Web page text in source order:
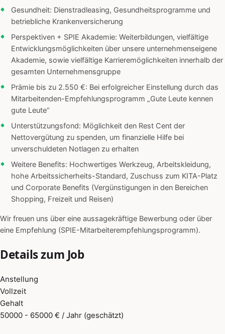
Gesundheit: Dienstradleasing, Gesundheitsprogramme und
betriebliche Krankenversicherung
Perspektiven + SPIE Akademie: Weiterbildungen, vielfältige
Entwicklungsmöglichkeiten über unsere unternehmenseigene
Akademie, sowie vielfältige Karrieremöglichkeiten innerhalb der
gesamten Unternehmensgruppe
Prämie bis zu 2.550 €: Bei erfolgreicher Einstellung durch das
Mitarbeitenden-Empfehlungsprogramm „Gute Leute kennen
gute Leute“
Unterstützungsfond: Möglichkeit den Rest Cent der
Nettovergütung zu spenden, um finanzielle Hilfe bei
unverschuldeten Notlagen zu erhalten
Weitere Benefits: Hochwertiges Werkzeug, Arbeitskleidung,
hohe Arbeitssicherheits-Standard, Zuschuss zum KITA-Platz
und Corporate Benefits (Vergünstigungen in den Bereichen
Shopping, Freizeit und Reisen)
Wir freuen uns über eine aussagekräftige Bewerbung oder über
eine Empfehlung (SPIE-Mitarbeiterempfehlungsprogramm).
Details zum Job
Anstellung
Vollzeit
Gehalt
50000 - 65000 € / Jahr (geschätzt)